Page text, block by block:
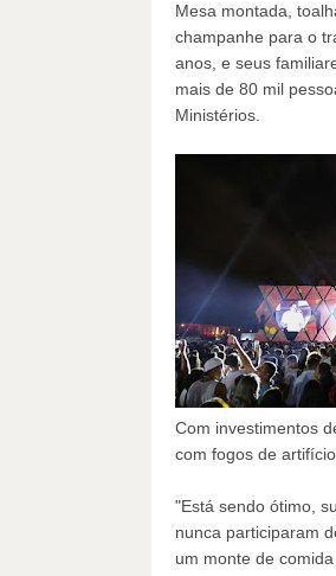
Mesa montada,
champanhe para o
anos, e seus
mais de 80 mil
Ministérios.
Com investimentos
com fogos de
"Está sendo ótimo,
nunca participaram
um monte de